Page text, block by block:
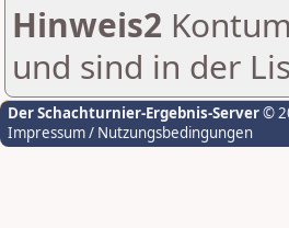
Hinweis2
und sind in der
Der Schachturnier-Ergebnis-Server©
Impressum / Nutzungsbedingungen